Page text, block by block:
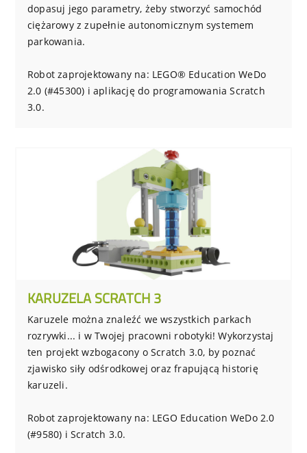
dopasuj jego parametry, żeby stworzyć samochód
ciężarowy z zupełnie autonomicznym systemem
parkowania.
Robot zaprojektowany na: LEGO® Education WeDo
2.0 (#45300) i aplikację do programowania Scratch
3.0.
KARUZELA SCRATCH 3
Karuzele można znaleźć we wszystkich parkach
rozrywki... i w Twojej pracowni robotyki! Wykorzystaj
ten projekt wzbogacony o Scratch 3.0, by poznać
zjawisko siły odśrodkowej oraz frapującą historię
karuzeli.
Robot zaprojektowany na: LEGO Education WeDo 2.0
(#9580) i Scratch 3.0.